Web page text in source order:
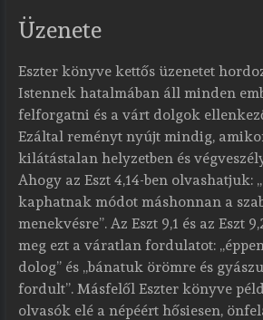
Üzenete
Eszter könyve kettős üzenetet
Istennek hatalmában áll minden
felforgatni és a várt dolgok
Ezáltal reményt nyújt mindig,
kilátástalan helyzetben és
Ahogy az Eszt 4,14-ben olvashatjuk:
kaphatnak módot máshonnan a
menekvésre”. Az Eszt 9,1 és az Eszt
meg ezt a váratlan fordulatot:
dolog” és „bánatuk örömre és
fordult”. Másfelől Eszter könyve
olvasók elé a népéért hősiesen,